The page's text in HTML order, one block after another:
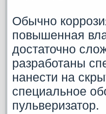
Обычно
повышенная
достаточно
разработаны
нанести на
специальное
пульверизатор.